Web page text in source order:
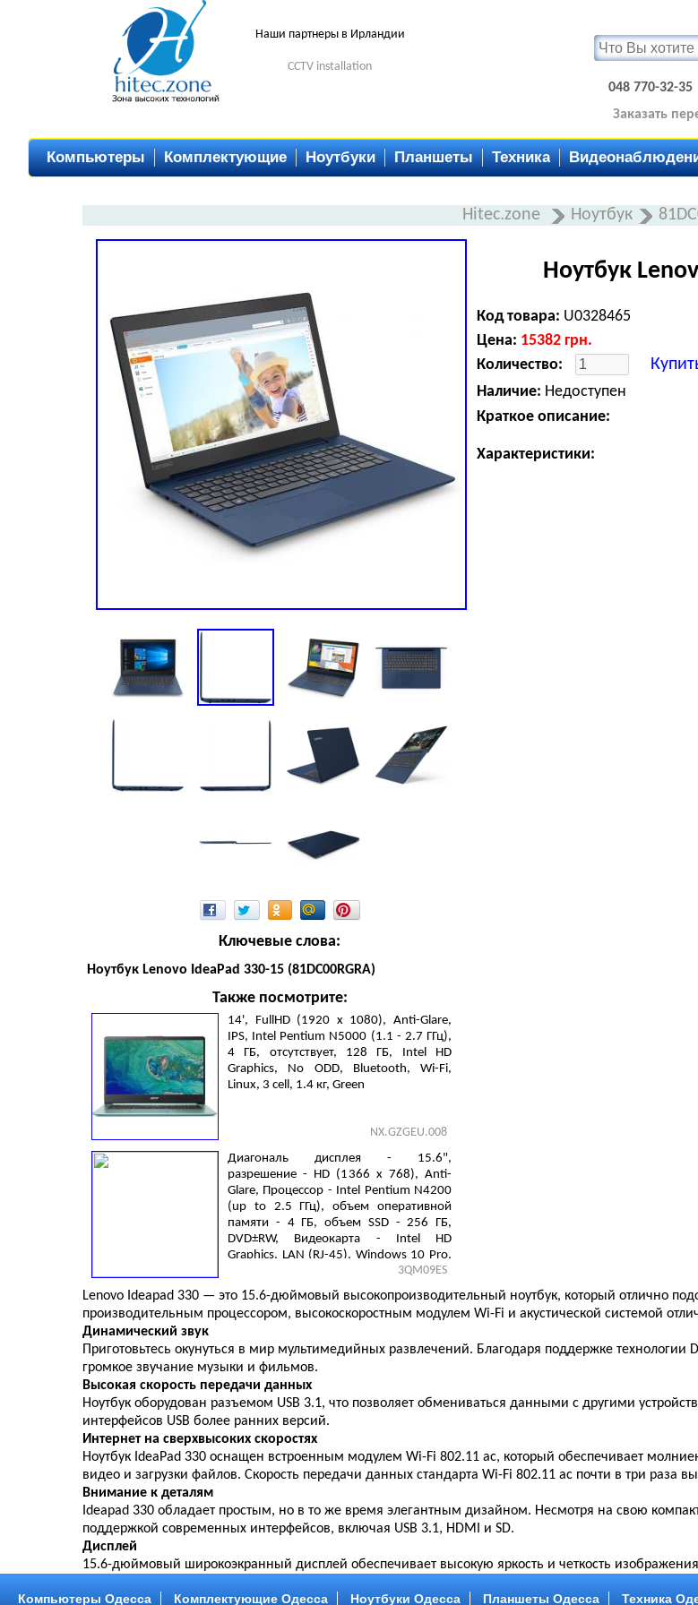
Наши партнеры в Ирландии
CCTV installation
048 770-32-35
Заказать
Компьютеры Комплектующие Ноутбуки Планшеты Техника
Hitec.zone Ноутбук
Ключевые слова:
Ноутбук Lenovo IdeaPad 330-15 (81DC00RGRA)
Также посмотрите:
14', FullHD (1920 х 1080), Anti-Glare,
IPS, Intel Pentium N5000 (1.1 - 2.7 ГГц),
4 ГБ, отсутствует, 128 ГБ, Intel HD
Graphics, No ODD, Bluetooth, Wi-Fi,
Linux, 3 cell, 1.4 кг, Green
NX.GZGEU.008
Диагональ дисплея - 15.6",
разрешение - HD (1366 х 768), Anti-
Glare, Процессор - Intel Pentium N4200
(up to 2.5 ГГц), объем оперативной
памяти - 4 ГБ, объем SSD - 256 ГБ,
DVD±RW, Видеокарта - Intel HD
Graphics, LAN (RJ-45), Windows 10 Pro,
3QM09ES
Ноутбук
Код товара: U0328465
Цена: 15382 грн.
Количество:
Наличие: Недоступен
Краткое описание:
Характеристики:
Lenovo Ideapad 330 — это 15.6-дюймовый высокопроизводительный ноутбук, который отлично
производительным процессором, высокоскоростным модулем Wi-Fi и акустической системой
Динамический звук
Приготовьтесь окунуться в мир мультимедийных развлечений. Благодаря поддержке
громкое звучание музыки и фильмов.
Высокая скорость передачи данных
Ноутбук оборудован разъемом USB 3.1, что позволяет обмениваться данными с другими
интерфейсов USB более ранних версий.
Интернет на сверхвысоких скоростях
Ноутбук IdeaPad 330 оснащен встроенным модулем Wi-Fi 802.11 ac, который обеспечивает
видео и загрузки файлов. Скорость передачи данных стандарта Wi-Fi 802.11 ac почти в три раза
Внимание к деталям
Ideapad 330 обладает простым, но в то же время элегантным дизайном. Несмотря на свою
поддержкой современных интерфейсов, включая USB 3.1, HDMI и SD.
Дисплей
15.6-дюймовый широкоэкранный дисплей обеспечивает высокую яркость и четкость
Компьютеры Одесса Комплектующие Одесса Ноутбуки Одесса Планшеты Одесса Техника